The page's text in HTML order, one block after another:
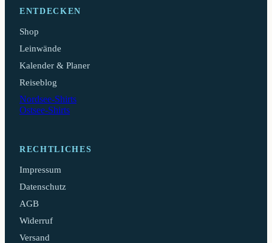
ENTDECKEN
Shop
Leinwände
Kalender & Planer
Reiseblog
Nordsee-Shirts
Ostsee-Shirts
RECHTLICHES
Impressum
Datenschutz
AGB
Widerruf
Versand